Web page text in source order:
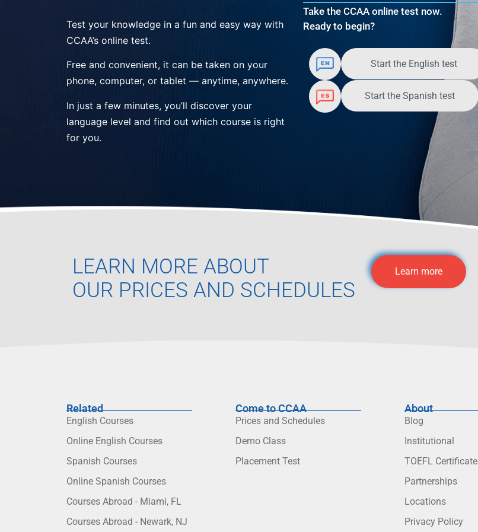
Test your knowledge in a fun and easy way with
CCAA’s online test.
Free and convenient, it can be taken on your
phone, computer, or tablet — anytime, anywhere.
In just a few minutes, you’ll discover your
language level and find out which course is right
for you.
Take the CCAA online test now.
Ready to begin?
Start the English test
Start the Spanish test
LEARN MORE ABOUT
OUR PRICES AND SCHEDULES
Learn more
Related
English Courses
Online English Courses
Spanish Courses
Online Spanish Courses
Courses Abroad - Miami, FL
Courses Abroad - Newark, NJ
Come to CCAA
Prices and Schedules
Demo Class
Placement Test
About
Blog
Institutional
TOEFL Certificate
Partnerships
Locations
Privacy Policy